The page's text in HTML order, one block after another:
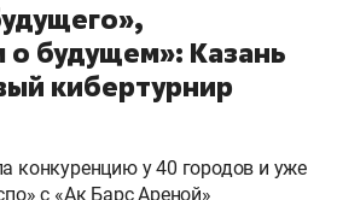
о будущем»: Казань
кибертурнир
конкуренцию у 40 городов и уже
с «Ак Барс Ареной»